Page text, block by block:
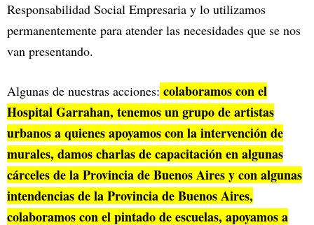
Responsabilidad Social Empresaria y lo utilizamos
permanentemente para atender las necesidades que se nos
van presentando.
Algunas de nuestras acciones: colaboramos con el
Hospital Garrahan, tenemos un grupo de artistas
urbanos a quienes apoyamos con la intervención de
murales, damos charlas de capacitación en algunas
cárceles de la Provincia de Buenos Aires y con algunas
intendencias de la Provincia de Buenos Aires,
colaboramos con el pintado de escuelas, apoyamos a